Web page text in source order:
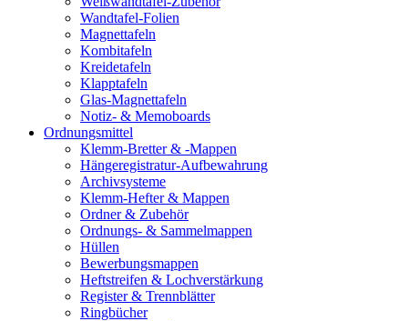
Wandtafel-Folien
Magnettafeln
Kombitafeln
Kreidetafeln
Klapptafeln
Glas-Magnettafeln
Notiz- & Memoboards
Ordnungsmittel
Klemm-Bretter & -Mappen
Hängeregistratur-Aufbewahrung
Archivsysteme
Klemm-Hefter & Mappen
Ordner & Zubehör
Ordnungs- & Sammelmappen
Hüllen
Bewerbungsmappen
Heftstreifen & Lochverstärkung
Register & Trennblätter
Ringbücher